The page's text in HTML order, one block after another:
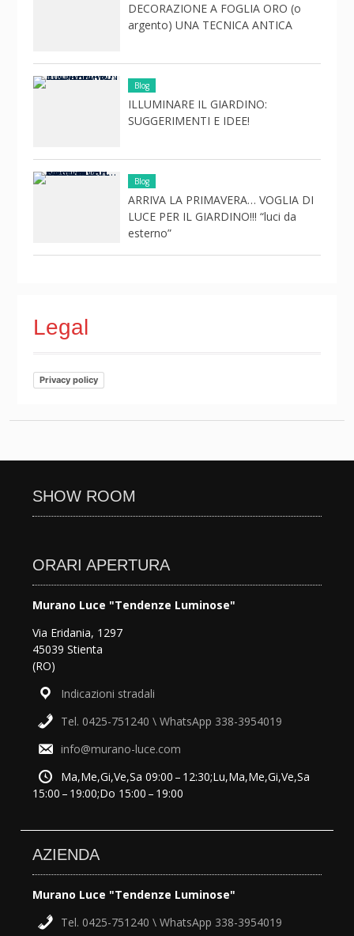
DECORAZIONE A FOGLIA ORO (o
argento) UNA TECNICA ANTICA
Blog
ILLUMINARE IL GIARDINO:
SUGGERIMENTI E IDEE!
Blog
ARRIVA LA PRIMAVERA… VOGLIA DI
LUCE PER IL GIARDINO!!! “luci da
esterno”
Legal
Privacy policy
SHOW ROOM
ORARI APERTURA
Murano Luce "Tendenze Luminose"
Via Eridania, 1297
45039 Stienta
(RO)
Indicazioni stradali
Tel. 0425-751240 \ WhatsApp 338-3954019
info@murano-luce.com
Ma,Me,Gi,Ve,Sa 09:00 – 12:30;Lu,Ma,Me,Gi,Ve,Sa
15:00 – 19:00;Do 15:00 – 19:00
AZIENDA
Murano Luce "Tendenze Luminose"
Tel. 0425-751240 \ WhatsApp 338-3954019